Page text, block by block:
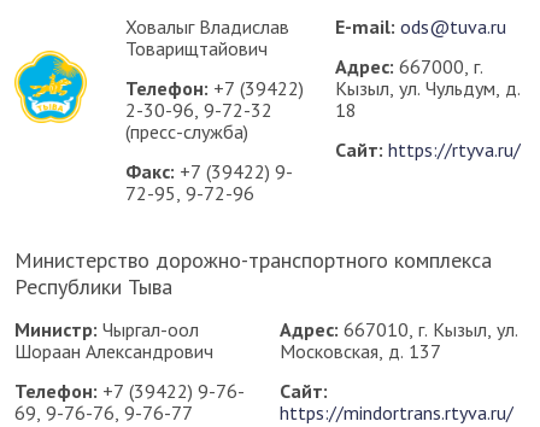
Ховалыг Владислав
Товарищтайович
Телефон: +7 (39422)
2-30-96, 9-72-32
(пресс-служба)
Факс: +7 (39422) 9-
72-95, 9-72-96
E-mail: ods@tuva.ru
Адрес: 667000, г.
Кызыл, ул. Чульдум, д.
18
Сайт: https://rtyva.ru/
Министерство дорожно-транспортного комплекса
Республики Тыва
Министр: Чыргал-оол
Шораан Александрович
Телефон: +7 (39422) 9-76-
69, 9-76-76, 9-76-77
Адрес: 667010, г. Кызыл, ул.
Московская, д. 137
Сайт:
https://mindortrans.rtyva.ru/